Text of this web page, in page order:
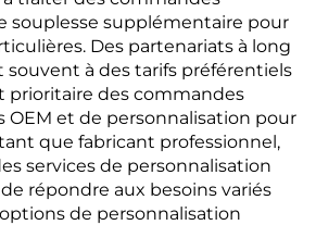
souplesse supplémentaire pour
Des partenariats à long
à des tarifs préférentiels
prioritaire des commandes
OEM et de personnalisation pour
que fabricant professionnel,
services de personnalisation
répondre aux besoins variés
de personnalisation